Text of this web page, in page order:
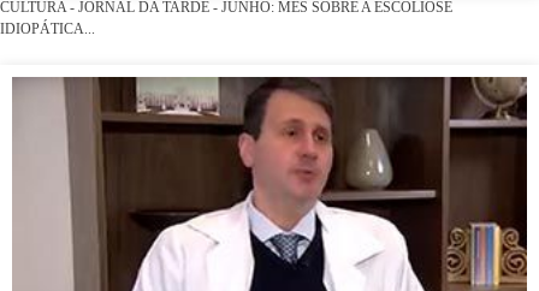
CULTURA - JORNAL DA TARDE - JUNHO: MÊS SOBRE A ESCOLIOSE
IDIOPÁTICA...